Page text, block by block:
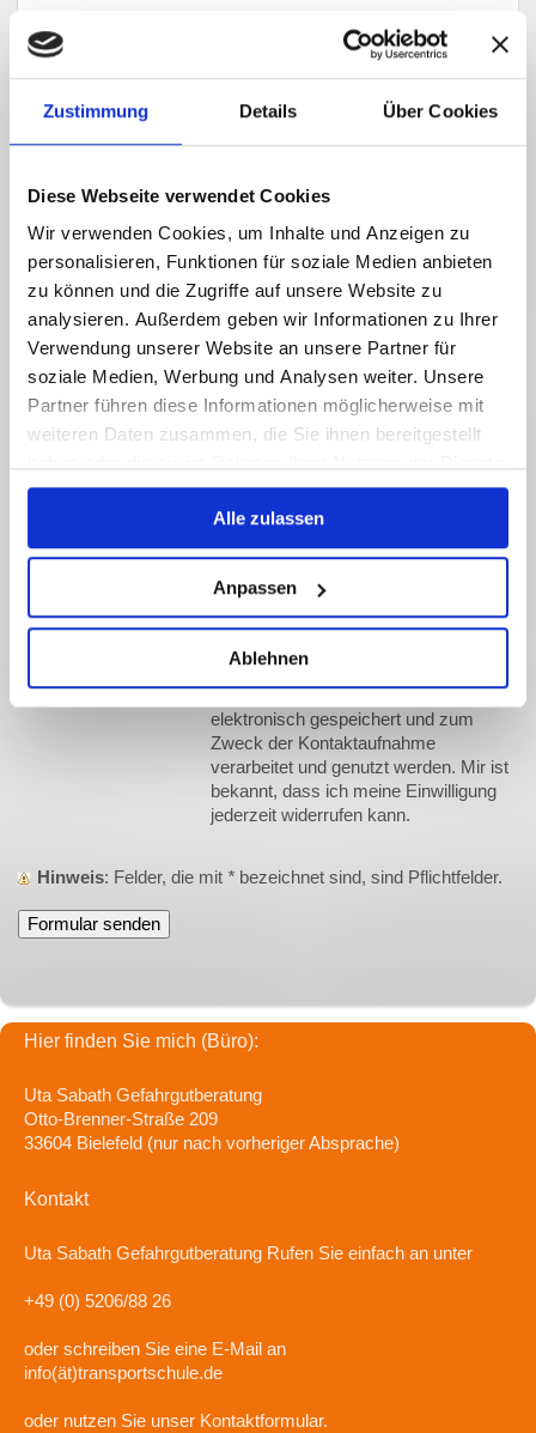
Zustimmung Details Über Cookies
Diese Webseite verwendet Cookies
Wir verwenden Cookies, um Inhalte und Anzeigen zu
personalisieren, Funktionen für soziale Medien anbieten
zu können und die Zugriffe auf unsere Website zu
analysieren. Außerdem geben wir Informationen zu Ihrer
Verwendung unserer Website an unsere Partner für
soziale Medien, Werbung und Analysen weiter. Unsere
Partner führen diese Informationen möglicherweise mit
weiteren Daten zusammen, die Sie ihnen bereitgestellt
gesammelt haben.
Alle zulassen
Anpassen
Ablehnen
Adresse:
E-Mail-Adresse:*
Telefon/Fax:*
Nachricht:*
Bitte geben Sie den Code ein
Hiermit erkläre ich mich
einverstanden, dass meine in das
Kontaktformular eingegebenen Daten
elektronisch gespeichert und zum
Zweck der Kontaktaufnahme
verarbeitet und genutzt werden. Mir ist
bekannt, dass ich meine Einwilligung
jederzeit widerrufen kann.
Hinweis : Felder, die mit * bezeichnet sind, sind Pflichtfelder.
Hier finden Sie mich (Büro):
Uta Sabath Gefahrgutberatung
Otto-Brenner-Straße 209
33604 Bielefeld (nur nach vorheriger Absprache)
Kontakt
Uta Sabath Gefahrgutberatung Rufen Sie einfach an unter
+49 (0) 5206/88 26
oder schreiben Sie eine E-Mail an
info(ät)transportschule.de
oder nutzen Sie unser Kontaktformular.